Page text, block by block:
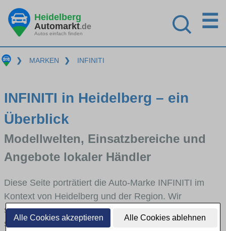
Alle Cookies akzeptieren Alle Cookies ablehnen
Heidelberg
Automarkt.de
Autos einfach finden
☰
❯ MARKEN ❯ INFINITI
INFINITI in Heidelberg – ein
Überblick
Modellwelten, Einsatzbereiche und
Angebote lokaler Händler
Diese Seite porträtiert die Auto-Marke INFINITI im
Kontext von Heidelberg und der Region. Wir
skizzieren, in welchen Fahrzeugklassen INFINITI
stark vertreten ist, welche Modellreihen häufig im